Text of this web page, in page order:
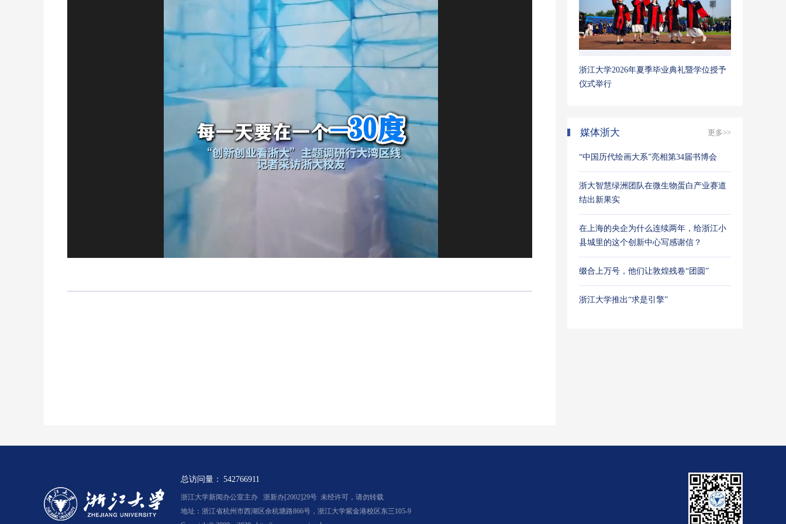
浙江大学2026年夏季毕业典礼暨学位授予
仪式举行
媒体浙大 更多>>
“中国历代绘画大系”亮相第34届书博会
浙大智慧绿洲团队在微生物蛋白产业赛道
结出新果实
在上海的央企为什么连续两年，给浙江小
县城里的这个创新中心写感谢信？
缀合上万号，他们让敦煌残卷“团圆”
浙江大学推出“求是引擎”
总访问量： 542766911
浙江大学新闻办公室主办 浙新办[2002]29号 未经许可，请勿转载
地址：浙江省杭州市西湖区余杭塘路866号，浙江大学紫金港校区东三105-9